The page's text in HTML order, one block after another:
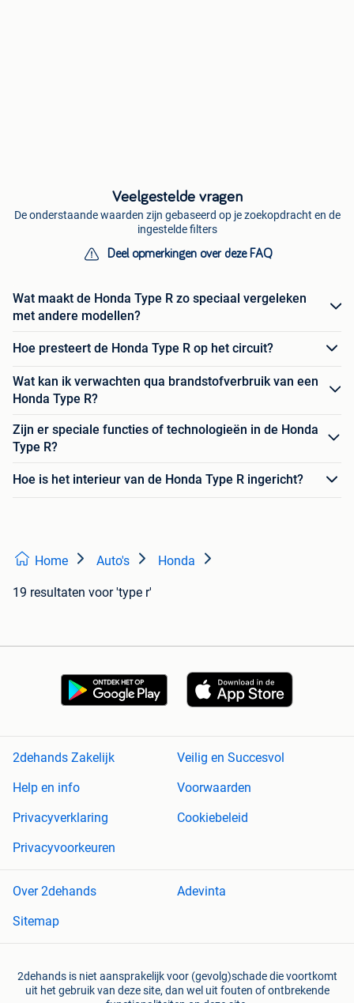
Veelgestelde vragen
De onderstaande waarden zijn gebaseerd op je zoekopdracht en de
ingestelde filters
Deel opmerkingen over deze FAQ
Wat maakt de Honda Type R zo speciaal vergeleken
met andere modellen?
Hoe presteert de Honda Type R op het circuit?
Wat kan ik verwachten qua brandstofverbruik van een
Honda Type R?
Zijn er speciale functies of technologieën in de Honda
Type R?
Hoe is het interieur van de Honda Type R ingericht?
Home Auto's Honda
19 resultaten voor 'type r'
2dehands Zakelijk
Veilig en Succesvol
Help en info
Voorwaarden
Privacyverklaring
Cookiebeleid
Privacyvoorkeuren
Over 2dehands
Adevinta
Sitemap
2dehands is niet aansprakelijk voor (gevolg)schade die voortkomt
uit het gebruik van deze site, dan wel uit fouten of ontbrekende